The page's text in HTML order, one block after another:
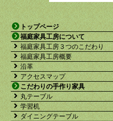
トップページ
福庭家具工房について
福庭家具工房３つのこだわり
福庭家具工房概要
沿革
アクセスマップ
こだわりの手作り家具
丸テーブル
学習机
ダイニングテーブル